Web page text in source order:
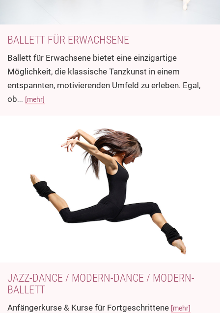
BALLETT FÜR ERWACHSENE
Ballett für Erwachsene bietet eine einzigartige
Möglichkeit, die klassische Tanzkunst in einem
entspannten, motivierenden Umfeld zu erleben. Egal,
ob... [mehr]
JAZZ-DANCE / MODERN-DANCE / MODERN-
BALLETT
Anfängerkurse & Kurse für Fortgeschrittene [mehr]